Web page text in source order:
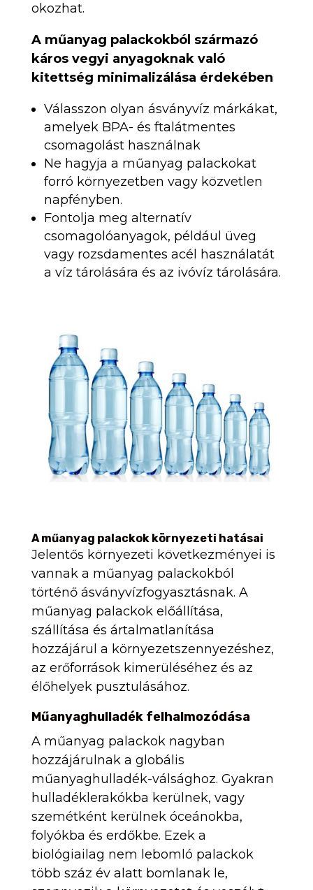
okozhat.
A műanyag palackokból származó
káros vegyi anyagoknak való
kitettség minimalizálása érdekében
Válasszon olyan ásványvíz márkákat,
amelyek BPA- és ftalátmentes
csomagolást használnak
Ne hagyja a műanyag palackokat
forró környezetben vagy közvetlen
napfényben.
Fontolja meg alternatív
csomagolóanyagok, például üveg
vagy rozsdamentes acél használatát
a víz tárolására és az ivóvíz tárolására.
A műanyag palackok környezeti hatásai
Jelentős környezeti következményei is
vannak a műanyag palackokból
történő ásványvízfogyasztásnak. A
műanyag palackok előállítása,
szállítása és ártalmatlanítása
hozzájárul a környezetszennyezéshez,
az erőforrások kimerüléséhez és az
élőhelyek pusztulásához.
Műanyaghulladék felhalmozódása
A műanyag palackok nagyban
hozzájárulnak a globális
műanyaghulladék-válsághoz. Gyakran
hulladéklerakókba kerülnek, vagy
szemétként kerülnek óceánokba,
folyókba és erdőkbe. Ezek a
biológiailag nem lebomló palackok
több száz év alatt bomlanak le,